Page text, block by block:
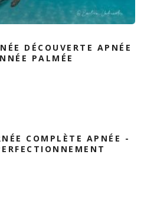
DÉCOUVERTE APNÉE
PALMÉE
COMPLÈTE APNÉE -